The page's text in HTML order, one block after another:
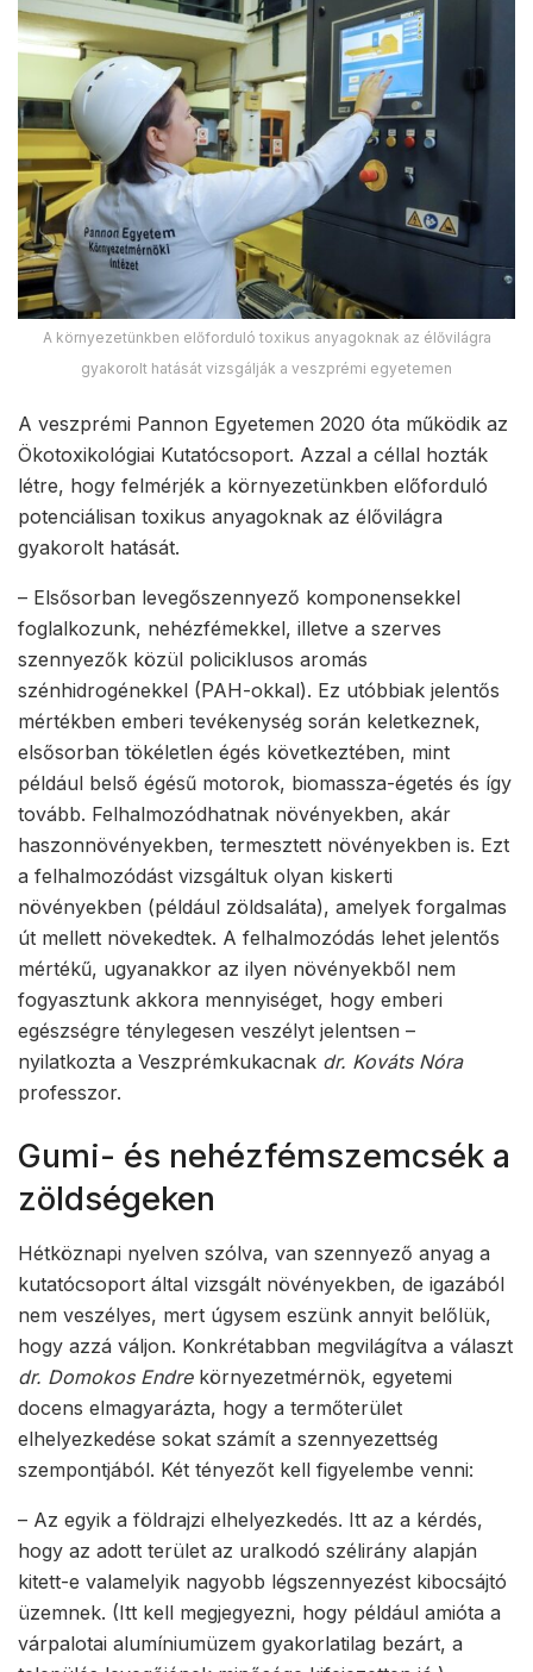
A környezetünkben előforduló toxikus anyagoknak az élővilágra
gyakorolt hatását vizsgálják a veszprémi egyetemen
A veszprémi Pannon Egyetemen 2020 óta működik az
Ökotoxikológiai Kutatócsoport. Azzal a céllal hozták
létre, hogy felmérjék a környezetünkben előforduló
potenciálisan toxikus anyagoknak az élővilágra
gyakorolt hatását.
– Elsősorban levegőszennyező komponensekkel
foglalkozunk, nehézfémekkel, illetve a szerves
szennyezők közül policiklusos aromás
szénhidrogénekkel (PAH-okkal). Ez utóbbiak jelentős
mértékben emberi tevékenység során keletkeznek,
elsősorban tökéletlen égés következtében, mint
például belső égésű motorok, biomassza-égetés és így
tovább. Felhalmozódhatnak növényekben, akár
haszonnövényekben, termesztett növényekben is. Ezt
a felhalmozódást vizsgáltuk olyan kiskerti
növényekben (például zöldsaláta), amelyek forgalmas
út mellett növekedtek. A felhalmozódás lehet jelentős
mértékű, ugyanakkor az ilyen növényekből nem
fogyasztunk akkora mennyiséget, hogy emberi
egészségre ténylegesen veszélyt jelentsen –
nyilatkozta a Veszprémkukacnak dr. Kováts Nóra
professzor.
Gumi- és nehézfémszemcsék a
zöldségeken
Hétköznapi nyelven szólva, van szennyező anyag a
kutatócsoport által vizsgált növényekben, de igazából
nem veszélyes, mert úgysem eszünk annyit belőlük,
hogy azzá váljon. Konkrétabban megvilágítva a választ
dr. Domokos Endrekörnyezetmérnök, egyetemi
docens elmagyarázta, hogy a termőterület
elhelyezkedése sokat számít a szennyezettség
szempontjából. Két tényezőt kell figyelembe venni:
– Az egyik a földrajzi elhelyezkedés. Itt az a kérdés,
hogy az adott terület az uralkodó szélirány alapján
kitett-e valamelyik nagyobb légszennyezést kibocsájtó
üzemnek. (Itt kell megjegyezni, hogy például amióta a
várpalotai alumíniumüzem gyakorlatilag bezárt, a